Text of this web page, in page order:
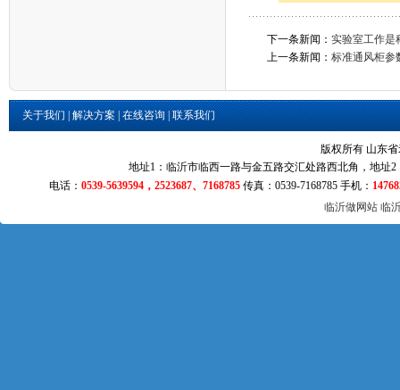
下一条新闻：实验室工作是
上一条新闻：标准通风柜参
关于我们|解决方案|在线咨询|联系我们
版权所有 山东
地址1：临沂市临西一路与金五路交汇处路西北角，地址
电话：0539-5639594，2523687、7168785 传真：0539-7168785 手机：
临沂做网站 临